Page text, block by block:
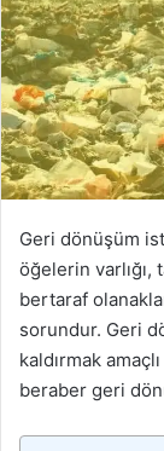
Geri dönüşüm
öğelerin varlığı,
bertaraf
sorundur. Geri
kaldırmak
beraber geri